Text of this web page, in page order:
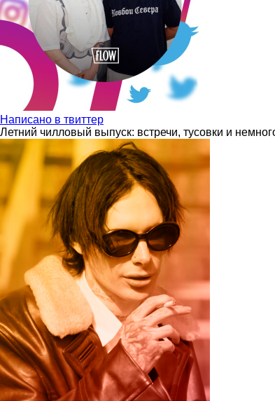
Написано в твиттер
Летний чилловый выпуск: встречи, тусовки и